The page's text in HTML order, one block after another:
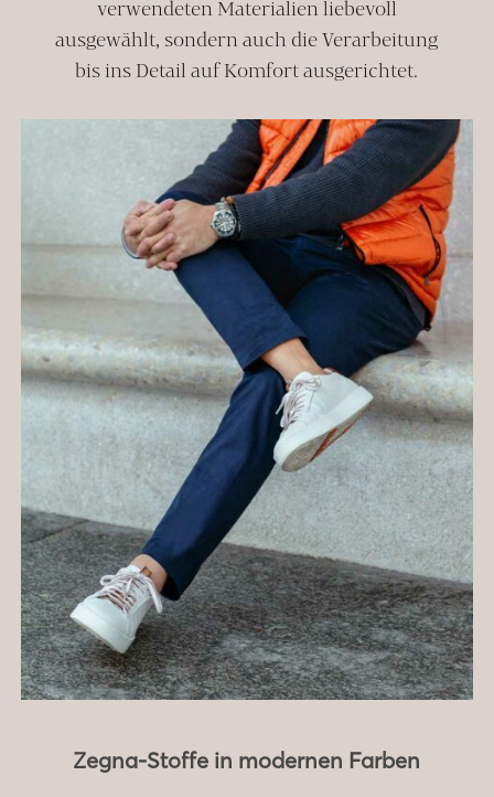
verwendeten Materialien liebevoll
ausgewählt, sondern auch die Verarbeitung
bis ins Detail auf Komfort ausgerichtet.
Zegna-Stoffe in modernen Farben